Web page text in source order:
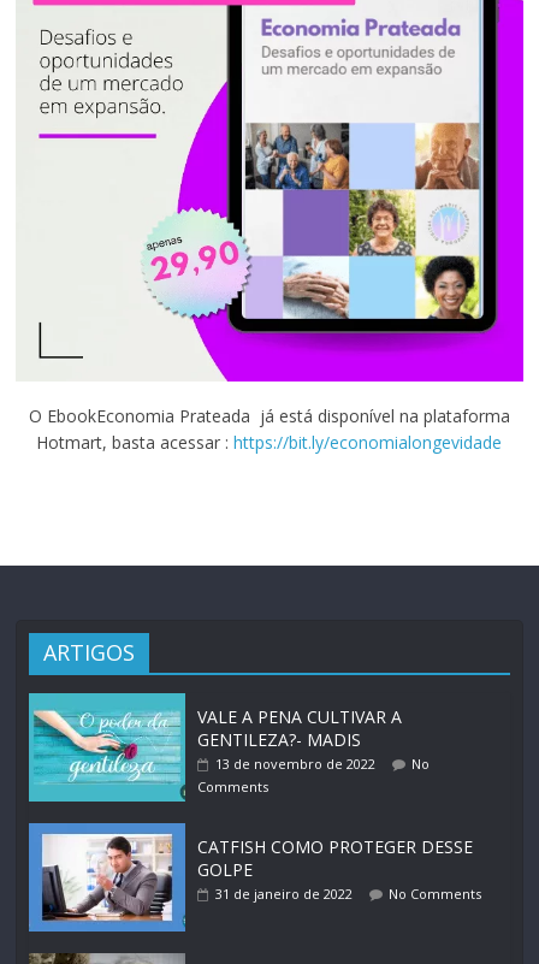
O EbookEconomia Prateada já está disponível na plataforma
Hotmart, basta acessar :https://bit.ly/economialongevidade
ARTIGOS
VALE A PENA CULTIVAR A
GENTILEZA?- MADIS
13 de novembro de 2022
No
Comments
CATFISH COMO PROTEGER DESSE
GOLPE
31 de janeiro de 2022 No Comments